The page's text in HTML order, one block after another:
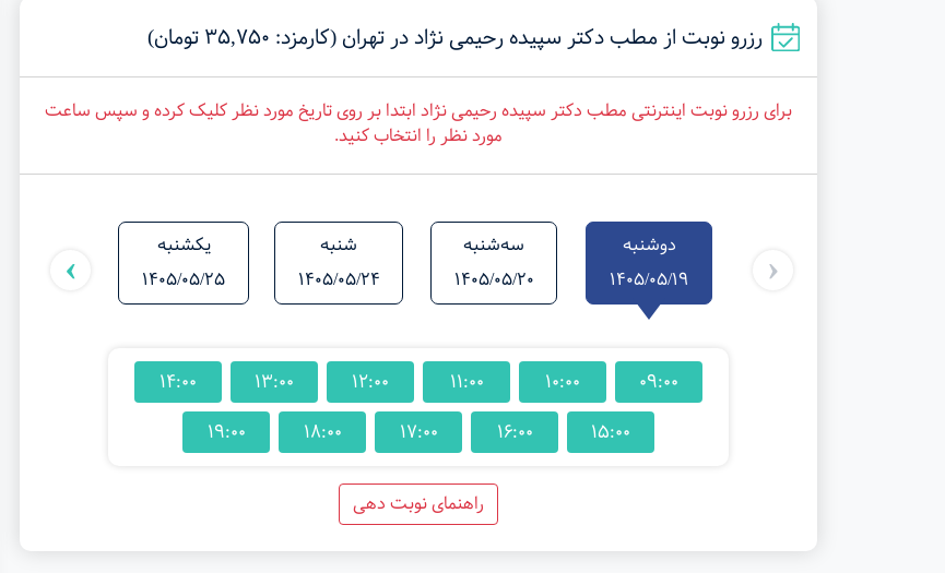
رزرو نوبت از مطب دکتر سپیده رحیمی نژاد در تهران (کارمزد: 35,750 تومان)
برای رزرو نوبت اینترنتی مطب دکتر سپیده رحیمی نژاد ابتدا بر روی تاریخ مورد نظر کلیک کرده و سپس ساعت
مورد نظر را انتخاب کنید.
دوشنبه
1405/05/19
سه‌شنبه
1405/05/20
شنبه
1405/05/24
یکشنبه
1405/05/25
1405/05/26
‹
›
09:00
10:00
11:00
12:00
13:00
14:00
15:00
16:00
17:00
18:00
19:00
راهنمای نوبت دهی